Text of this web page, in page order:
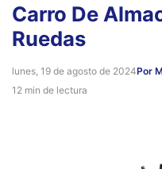
Carro De
Ruedas
lunes, 19 de agosto de 2024Por
12 min de lectura